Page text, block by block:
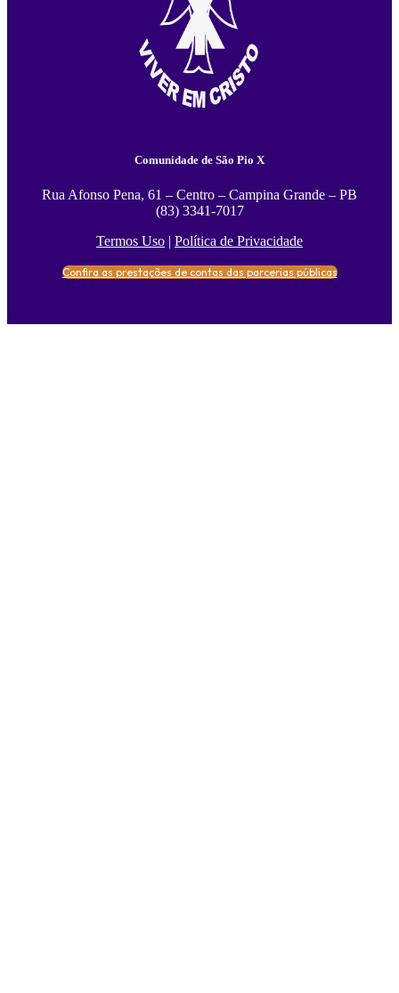
Comunidade de São Pio X
Rua Afonso Pena, 61 – Centro – Campina Grande – PB
(83) 3341-7017
Termos Uso | Política de Privacidade
Confira as prestações de contas das parcerias públicas